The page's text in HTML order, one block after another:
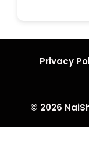
Privacy
© 2026